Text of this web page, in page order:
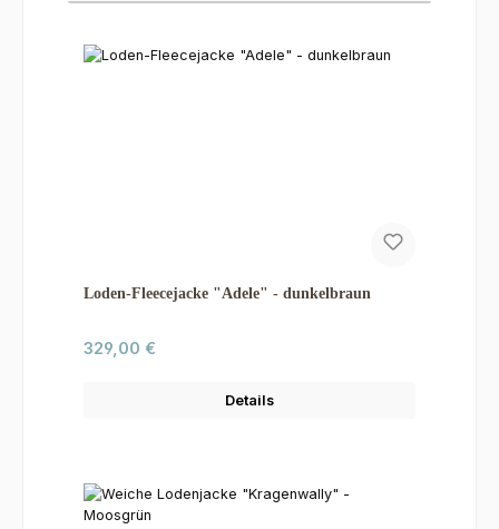
Loden-Fleecejacke "Adele" - dunkelbraun
Regulärer Preis:
329,00 €
Details